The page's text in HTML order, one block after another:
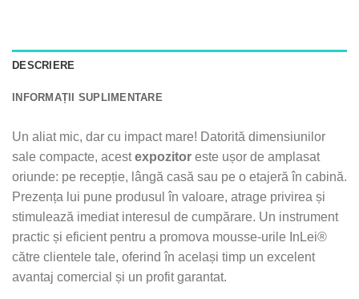
DESCRIERE
INFORMAȚII SUPLIMENTARE
Un aliat mic, dar cu impact mare! Datorită dimensiunilor
sale compacte, acestexpozitor este ușor de amplasat
oriunde: pe recepție, lângă casă sau pe o etajeră în cabină.
Prezența lui pune produsul în valoare, atrage privirea și
stimulează imediat interesul de cumpărare. Un instrument
practic și eficient pentru a promova mousse-urile InLei®
către clientele tale, oferind în același timp un excelent
avantaj comercial și un profit garantat.